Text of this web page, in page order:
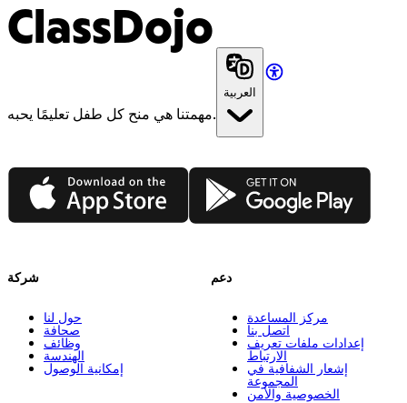
ClassDojo
مهمتنا هي منح كل طفل تعليمًا يحبه.
العربية
App Store Google Play
شركة
حول لنا
صحافة
وظائف
الهندسة
إمكانية الوصول
دعم
مركز المساعدة
اتصل بنا
إعدادات ملفات تعريف
الارتباط
إشعار الشفافية في
المجموعة
الخصوصية والأمن